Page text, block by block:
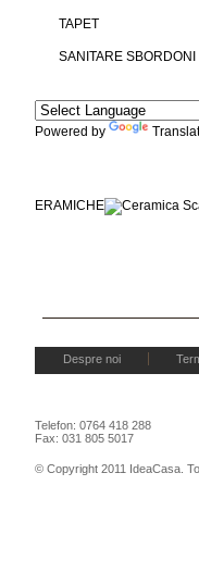
TAPET
SANITARE SBORDONI
Powered by
Despre noi
Telefon: 0764 418 288
Fax: 031 805 5017
© Copyright 2011 IdeaCasa.